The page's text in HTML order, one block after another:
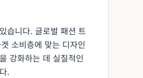
습니다. 글로벌 패션 트
소비층에 맞는 디자인
강화하는 데 실질적인
.